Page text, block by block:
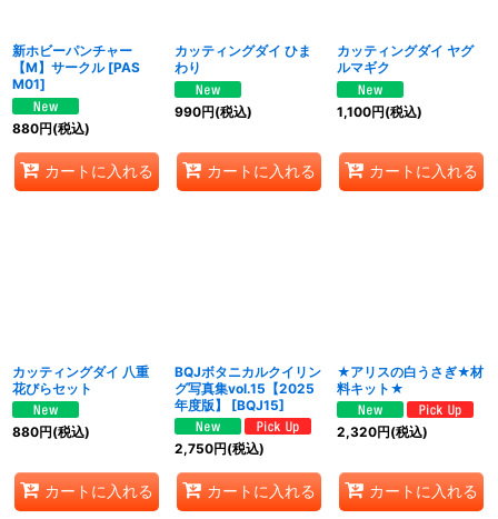
新ホビーパンチャー
【M】サークル [PAS
M01]
880円(税込)
カートに入れる
カッティングダイ ひま
わり
990円(税込)
カートに入れる
カッティングダイ ヤグ
ルマギク
1,100円(税込)
カートに入れる
カッティングダイ 八重
花びらセット
880円(税込)
カートに入れる
BQJボタニカルクイリン
グ写真集vol.15【2025
年度版】
[BQJ15]
2,750円(税込)
カートに入れる
★アリスの白うさぎ★材
料キット★
2,320円(税込)
カートに入れる